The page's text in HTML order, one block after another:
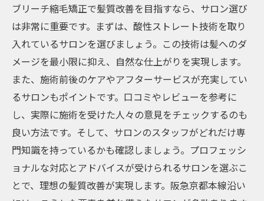
ブリーチ縮毛矯正で髪質改善を目指すなら、サロン選び
は非常に重要です。まずは、酸性ストレート技術を取り
入れているサロンを選びましょう。この技術は髪へのダ
メージを最小限に抑え、自然な仕上がりを実現します。
また、施術前後のケアやアフターサービスが充実してい
るサロンもポイントです。口コミやレビューを参考に
し、実際に施術を受けた人々の意見をチェックするのも
良い方法です。そして、サロンのスタッフがどれだけ専
門知識を持っているかも確認しましょう。プロフェッシ
ョナルな対応とアドバイスが受けられるサロンを選ぶこ
とで、理想の髪質改善が実現します。阪急京都本線沿い